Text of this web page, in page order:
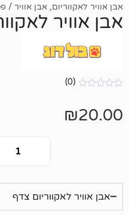
,אבן אוויר / פס אוויר
לאקווריום צדף
הוספה לסל
צדף